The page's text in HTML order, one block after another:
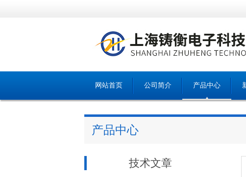
网站首页 公司简介 产品中心
产品中心
技术文章